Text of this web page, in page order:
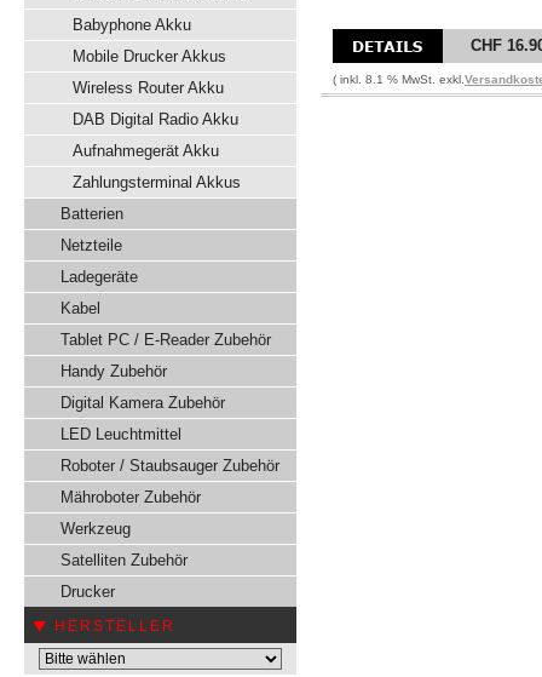
Babyphone Akku
Mobile Drucker Akkus
Wireless Router Akku
DAB Digital Radio Akku
Aufnahmegerät Akku
Zahlungsterminal Akkus
Batterien
Netzteile
Ladegeräte
Kabel
Tablet PC / E-Reader Zubehör
Handy Zubehör
Digital Kamera Zubehör
LED Leuchtmittel
Roboter / Staubsauger Zubehör
Mähroboter Zubehör
Werkzeug
Satelliten Zubehör
Drucker
HERSTELLER
CHF
( inkl. 8.1 % MwSt. exkl.